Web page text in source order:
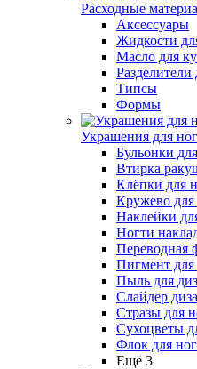
Расходные
Аксессуары
Жидкости
Масло для
Типсы
Формы
Украшения для
Бульонки
Втирка
Клёпки для
Кружево для
Наклейки
Ногти
Переводная
Пигмент для
Пыль для
Слайдер
Стразы для
Сухоцветы
Флок для
Ещё 3